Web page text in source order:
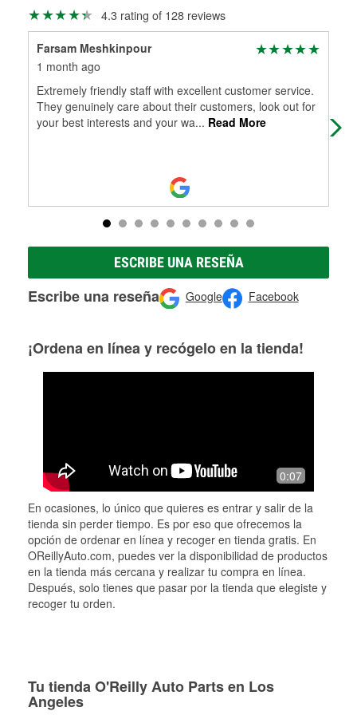
Herramientas de O'Reilly
pueden ser reutilizados, podemos ayudarte a encontrar las
partes de reemplazo correctas para tu reparación.
Rectificación de tambores y discos de freno
4.3 rating of 128 reviews
Farsam Meshkinpour
1 month ago
Extremely friendly staff with excellent customer service.
They genuinely care about their customers, look out for
your best interests and your wa... Read More
ESCRIBE UNA RESEÑA
Escribe una reseña Google Facebook
¡Ordena en línea y recógelo en la tienda!
0:07
En ocasiones, lo único que quieres es entrar y salir de la
tienda sin perder tiempo. Es por eso que ofrecemos la
opción de ordenar en línea y recoger en tienda gratis. En
OReillyAuto.com, puedes ver la disponibilidad de productos
en la tienda más cercana y realizar tu compra en línea.
Después, solo tienes que pasar por la tienda que elegiste y
recoger tu orden.
Tu tienda O'Reilly Auto Parts en Los
Angeles